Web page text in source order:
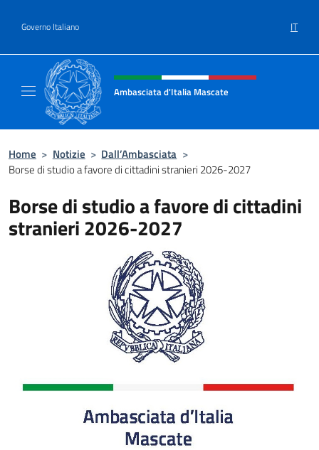
Governo Italiano IT
Intestazione sito, social e menù
Ambasciata d'Italia Mascate
Home > Notizie > Dall’Ambasciata >
Borse di studio a favore di cittadini stranieri 2026-2027
Borse di studio a favore di cittadini
stranieri 2026-2027